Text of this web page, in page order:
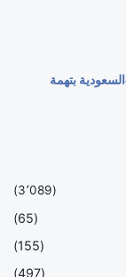
بتهمة
(3٬089)
(65)
(155)
(497)